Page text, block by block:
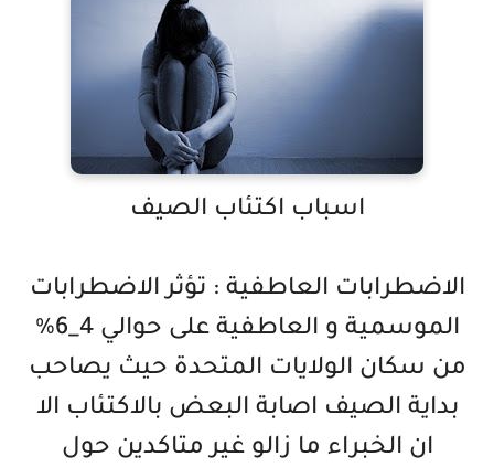
اسباب اكتئاب الصيف
الاضطرابات العاطفية : تؤثر الاضطرابات
الموسمية و العاطفية على حوالي 4_6%
من سكان الولايات المتحدة حيث يصاحب
بداية الصيف اصابة البعض بالاكتئاب الا
ان الخبراء ما زالو غير متاكدين حول